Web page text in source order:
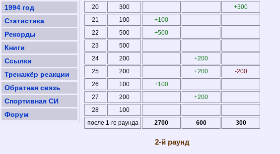
1994 год
Статистика
Рекорды
Книги
Ссылки
Тренажёр реакции
Обратная связь
Спортивная СИ
Форум
20
300
+300
21
100
+100
22
500
+500
23
500
24
200
+200
25
200 +200
-200
26
100
+100
27
200
+200
28
100
после 1-го раунда
2700 600 300
2-й раунд